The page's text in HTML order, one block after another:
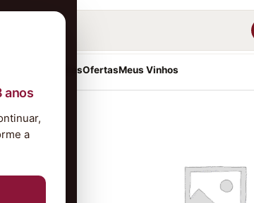
anos
a
Kits & PresentesOfertasMeus Vinhos